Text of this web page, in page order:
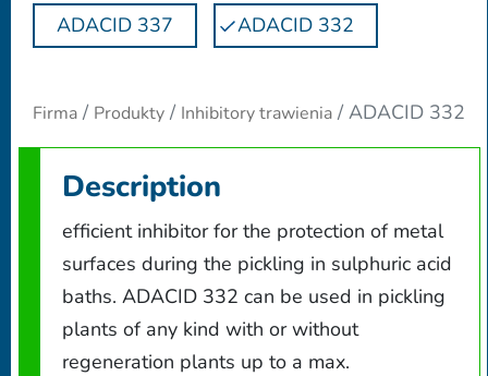
ADACID 337 ADACID 332
Firma Produkty Inhibitory trawienia ADACID 332
Description
efficient inhibitor for the protection of metal
surfaces during the pickling in sulphuric acid
baths. ADACID 332 can be used in pickling
plants of any kind with or without
regeneration plants up to a max.